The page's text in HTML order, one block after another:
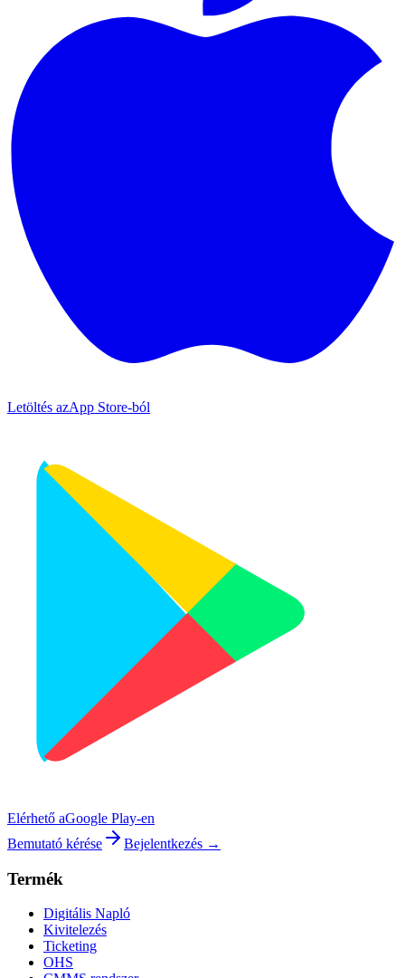
Letöltés azApp Store-ból
Elérhető aGoogle Play-en
Bemutató kérése
Bejelentkezés →
Termék
Digitális Napló
Kivitelezés
Ticketing
OHS